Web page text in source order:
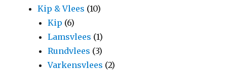
Kip & Vlees (10)
Kip (6)
Lamsvlees (1)
Rundvlees (3)
Varkensvlees (2)